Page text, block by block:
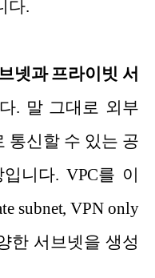
다.
넷과 프라이빗 서
. 말 그대로 외부
통신할 수 있는 공
니다. VPC를 이
subnet, VPN only
한 서브넷을 생성